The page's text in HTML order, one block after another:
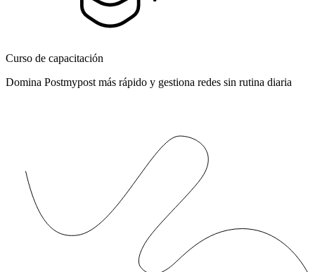
Curso de capacitación
Domina Postmypost más rápido y gestiona redes sin rutina diaria